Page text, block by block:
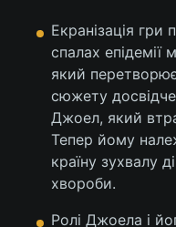
Екранізація гри
спалах епідемії
який
сюжету
Джоел, який
Тепер йому
країну зухвалу
хвороби.
Ролі Джоела і